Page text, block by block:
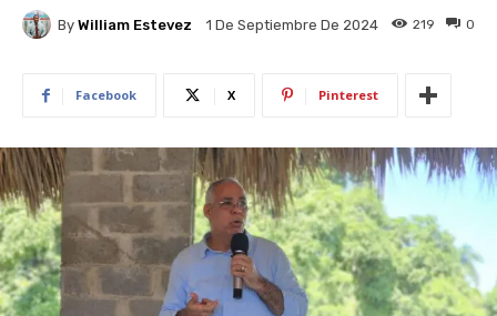
By William Estevez 1 De Septiembre De 2024 0
219
Facebook X Pinterest